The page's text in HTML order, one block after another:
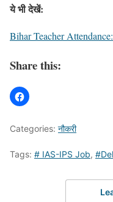
ये भी देखें:
Bihar Teacher
Share this:
Categories: नौकरी
Tags: # IAS-IPS Job,